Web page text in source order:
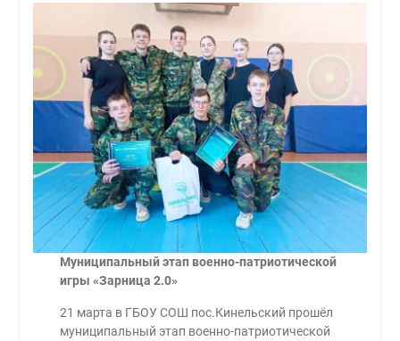
Муниципальный этап военно-патриотической
игры «Зарница 2.0»
21 марта в ГБОУ СОШ пос.Кинельский прошёл
муниципальный этап военно-патриотической